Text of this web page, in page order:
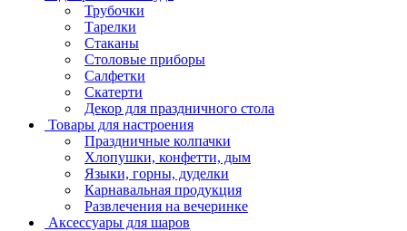
Трубочки
Тарелки
Стаканы
Столовые приборы
Салфетки
Скатерти
Декор для праздничного стола
Товары для настроения
Праздничные колпачки
Хлопушки, конфетти, дым
Языки, горны, дуделки
Карнавальная продукция
Развлечения на вечеринке
Аксессуары для шаров